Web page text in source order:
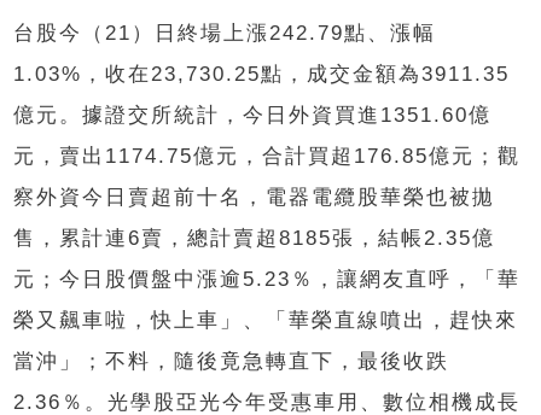
台股今（21）日終場上漲242.79點、漲幅
1.03%，收在23,730.25點，成交金額為3911.35
億元。據證交所統計，今日外資買進1351.60億
元，賣出1174.75億元，合計買超176.85億元；觀
察外資今日賣超前十名，電器電纜股華榮也被拋
售，累計連6賣，總計賣超8185張，結帳2.35億
元；今日股價盤中漲逾5.23％，讓網友直呼，「華
榮又飆車啦，快上車」、「華榮直線噴出，趕快來
當沖」；不料，隨後竟急轉直下，最後收跌
2.36％。光學股亞光今年受惠車用、數位相機成長